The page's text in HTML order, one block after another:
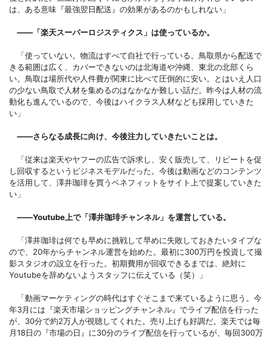
は、ある意味『最強翌日配送』の効果があるのかもしれない」
――「楽天スーパーロジスティクス」は使っているか。
「使っていない。物流はすべて自社で行っている。鳥取県から配送で
きる範囲は広く、カバーできないのは北海道や沖縄、東北の北部くら
い。鳥取は場所代や人件費が関東に比べて圧倒的に安い。とはいえ人口
の少ない鳥取で人材を集めるのはなかなか難しい話だ。昨今は人材の流
動化も進んでいるので、今後はハイクラス人材なども採用していきた
い」
――さらなる成長に向け、今後注力していきたいことは。
「従来は楽天やヤフーの広告で訴求し、安く販売して、リピートを促
し回収するというビジネスモデルだった。今後は動画などのコンテンツ
を活用して、澤井珈琲を買うベネフィットをサイト上で提案していきた
い」
――Youtube上で「澤井珈琲チャンネル」を運営している。
「澤井珈琲は何でも早めに挑戦して早めに失敗しておきたいタイプな
ので、20年からチャンネル運営を始めた。最初に300万円を投資して撮
影スタジオの設立を行った。初期費用が回収できるまでは、絶対に
Youtubeを辞めないようスタッフに伝えている（笑）」
「動画マーケティングの時代はすぐそこまで来ているように思う。今
年3月には『楽天市場ショッピングチャンネル』でライブ配信を行った
が、30分で約2万人が視聴してくれた。売り上げも好調だ。楽天では毎
月18日の『市場の日』に30分のライブ配信を行っているが、毎回300万